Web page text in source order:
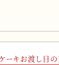
ーキお渡し日